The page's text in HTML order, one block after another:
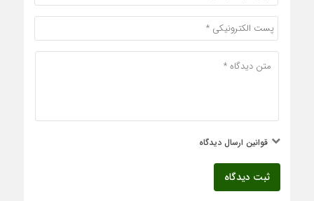
قوانین ارسال دیدگاه
ثبت دیدگاه